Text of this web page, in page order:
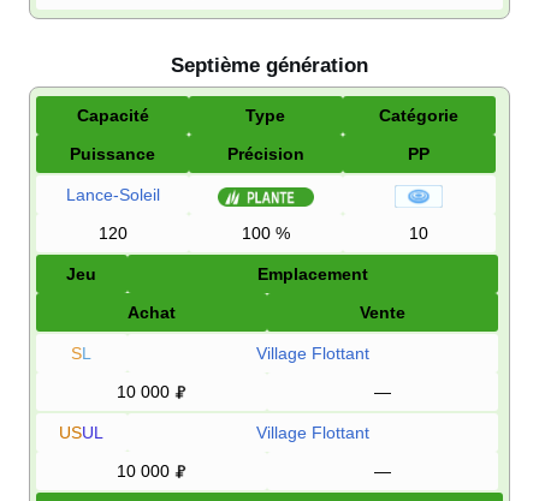
Septième génération
Capacité Type
Catégorie
Puissance
Précision PP
Lance-Soleil
120
100 % 10
Jeu
Emplacement
Achat
Vente
SL
Village Flottant
10 000
—
USUL
Village Flottant
10 000
—